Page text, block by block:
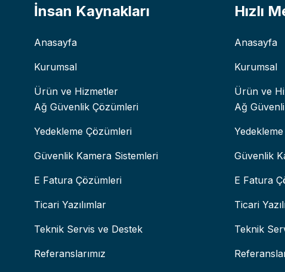
İnsan Kaynakları
Anasayfa
Kurumsal
Ürün ve Hizmetler
Ağ Güvenlik Çözümleri
Yedekleme Çözümleri
Güvenlik Kamera Sistemleri
E Fatura Çözümleri
Ticari Yazılımlar
Teknik Servis ve Destek
Referanslarımız
Hızlı
Anasayfa
Kurumsal
Ürün ve
Ağ
Güvenlik
E Fatura
Ticari
Teknik